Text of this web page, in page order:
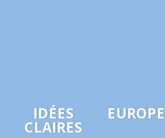
IDÉES
CLAIRES
EUROPE